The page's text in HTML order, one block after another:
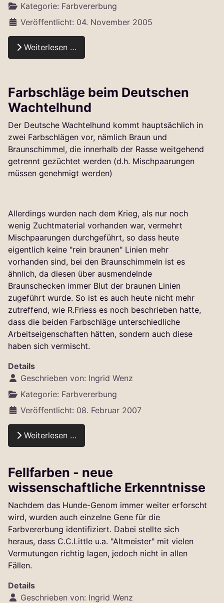
Kategorie: Farbvererbung
Veröffentlicht: 04. November 2005
Weiterlesen …
Farbschläge beim Deutschen
Wachtelhund
Der Deutsche Wachtelhund kommt hauptsächlich in
zwei Farbschlägen vor, nämlich Braun und
Braunschimmel, die innerhalb der Rasse weitgehend
getrennt gezüchtet werden (d.h. Mischpaarungen
müssen genehmigt werden)
Allerdings wurden nach dem Krieg, als nur noch
wenig Zuchtmaterial vorhanden war, vermehrt
Mischpaarungen durchgeführt, so dass heute
eigentlich keine "rein braunen" Linien mehr
vorhanden sind, bei den Braunschimmeln ist es
ähnlich, da diesen über ausmendelnde
Braunschecken immer Blut der braunen Linien
zugeführt wurde. So ist es auch heute nicht mehr
zutreffend, wie R.Friess es noch beschrieben hatte,
dass die beiden Farbschläge unterschiedliche
Arbeitseigenschaften hätten, sondern auch diese
haben sich vermischt.
Details
Geschrieben von: Ingrid Wenz
Kategorie: Farbvererbung
Veröffentlicht: 08. Februar 2007
Weiterlesen …
Fellfarben - neue
wissenschaftliche Erkenntnisse
Nachdem das Hunde-Genom immer weiter erforscht
wird, wurden auch einzelne Gene für die
Farbvererbung identifiziert. Dabei stellte sich
heraus, dass C.C.Little u.a. "Altmeister" mit vielen
Vermutungen richtig lagen, jedoch nicht in allen
Fällen.
Details
Geschrieben von: Ingrid Wenz